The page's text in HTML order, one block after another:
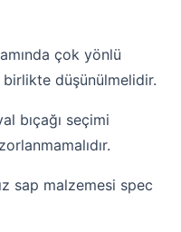
çok yönlü
düşünülmelidir.
bıçağı seçimi
sap malzemesi spec